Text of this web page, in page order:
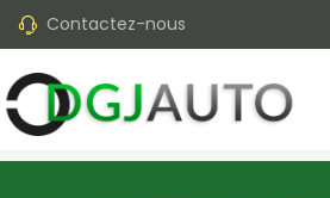
Contactez-nous